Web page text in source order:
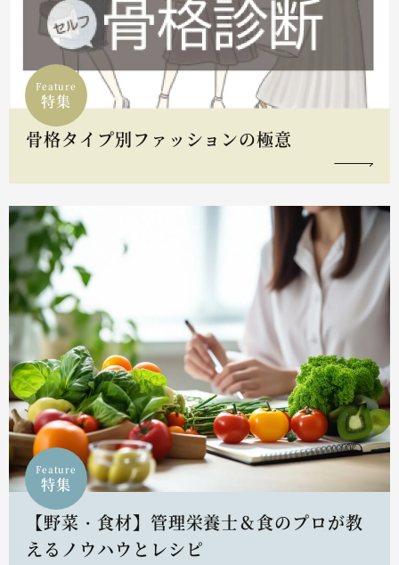
Feature
特集
骨格タイプ別ファッションの極意
Feature
特集
【野菜・食材】管理栄養士＆食のプロが教
えるノウハウとレシピ